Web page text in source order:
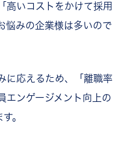
高いコストをかけて採用
悩みの企業様は多いので
に応えるため、「離職率
エンゲージメント向上の
。